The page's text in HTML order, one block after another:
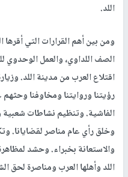
اللد.
ومن بين أهم القرارات التي
الصف اللداوي، والعمل الوحدوي
اقتلاع العرب من مدينة اللد.
رؤيتنا وروايتنا ومخاوفنا
الفاشية. وتنظيم نشاطات شعبية
وخلق رأي عام مناصر لقضايانا.
والاستعانة بخبراء. وحشد
اللد وأهلها العرب ومناصرة لحق